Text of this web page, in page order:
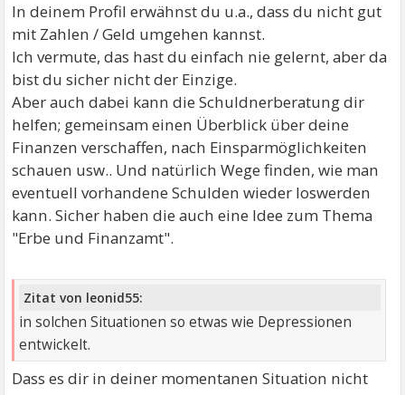
In deinem Profil erwähnst du u.a., dass du nicht gut
mit Zahlen / Geld umgehen kannst.
Ich vermute, das hast du einfach nie gelernt, aber da
bist du sicher nicht der Einzige.
Aber auch dabei kann die Schuldnerberatung dir
helfen; gemeinsam einen Überblick über deine
Finanzen verschaffen, nach Einsparmöglichkeiten
schauen usw.. Und natürlich Wege finden, wie man
eventuell vorhandene Schulden wieder loswerden
kann. Sicher haben die auch eine Idee zum Thema
"Erbe und Finanzamt".
Zitat von leonid55:
in solchen Situationen so etwas wie Depressionen
entwickelt.
Dass es dir in deiner momentanen Situation nicht